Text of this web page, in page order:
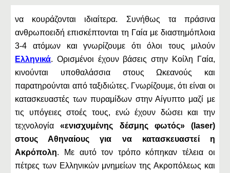
να κουράζονται ιδιαίτερα. Συνήθως τα πράσινα
ανθρωποειδή επισκέπτονται τη Γαία με διαστημόπλοια
3-4 ατόμων και γνωρίζουμε ότι όλοι τους μιλούν
Ελληνικά. Ορισμένοι έχουν βάσεις στην Κοίλη Γαία,
κινούνται υποθαλάσσια στους Ωκεανούς και
παρατηρούνται από ταξιδιώτες. Γνωρίζουμε, ότι είναι οι
κατασκευαστές των πυραμίδων στην Αίγυπτο μαζί με
τις υπόγειες στοές τους, ενώ έχουν δώσει και την
τεχνολογία«ενισχυμένης δέσμης φωτός» (laser)
στους Αθηναίους για να κατασκευαστεί η
Ακρόπολη. Με αυτό τον τρόπο κόπηκαν τέλεια οι
πέτρες των Ελληνικών μνημείων της Ακροπόλεως και